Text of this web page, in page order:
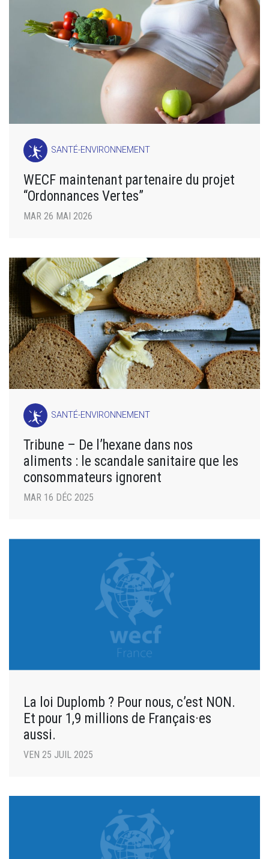
SANTÉ-ENVIRONNEMENT
WECF maintenant partenaire du projet
“Ordonnances Vertes”
MAR 26 MAI 2026
SANTÉ-ENVIRONNEMENT
Tribune – De l’hexane dans nos
aliments : le scandale sanitaire que les
consommateurs ignorent
MAR 16 DÉC 2025
La loi Duplomb ? Pour nous, c’est NON.
Et pour 1,9 millions de Français·es
aussi.
VEN 25 JUIL 2025